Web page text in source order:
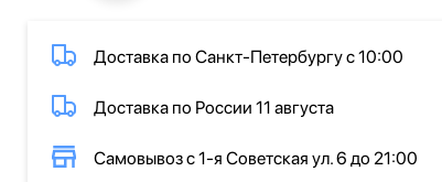
Доставка по Санкт-Петербургу с 10:00
Доставка по России 11 августа
Самовывоз с 1-я Советская ул. 6 до 21:00